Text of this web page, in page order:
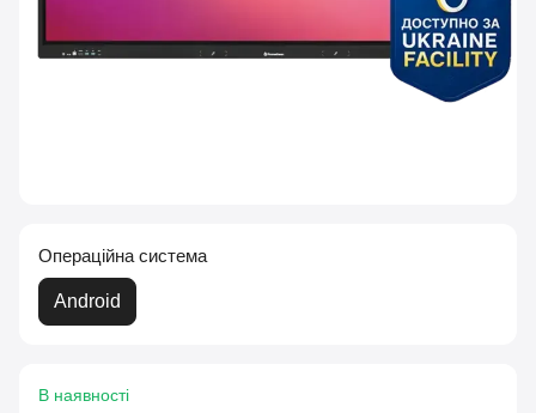
Операційна система
Android
В наявності